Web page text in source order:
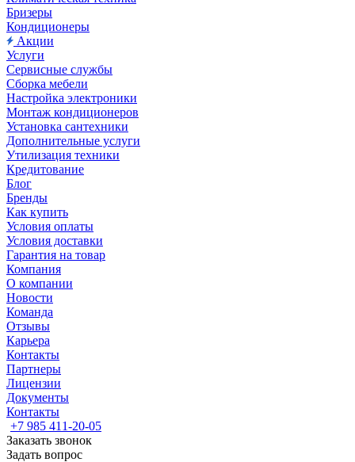
Бризеры
Кондиционеры
Акции
Услуги
Сервисные службы
Сборка мебели
Настройка электроники
Монтаж кондиционеров
Установка сантехники
Дополнительные услуги
Утилизация техники
Кредитование
Блог
Бренды
Как купить
Условия оплаты
Условия доставки
Гарантия на товар
Компания
О компании
Новости
Команда
Отзывы
Карьера
Контакты
Партнеры
Лицензии
Документы
Контакты
+7 985 411-20-05
Заказать звонок
Задать вопрос